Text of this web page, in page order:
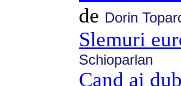
de Dorin
Slemuri
Schioparlan
Cand ai